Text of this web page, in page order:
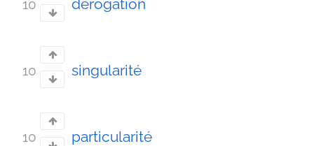
10 dérogation
10 singularité
10 particularité